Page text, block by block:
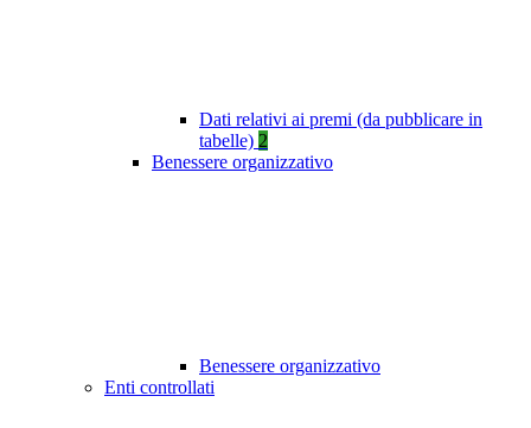
Dati relativi ai premi (da pubblicare in
tabelle) 2
Benessere organizzativo
Benessere organizzativo
Enti controllati